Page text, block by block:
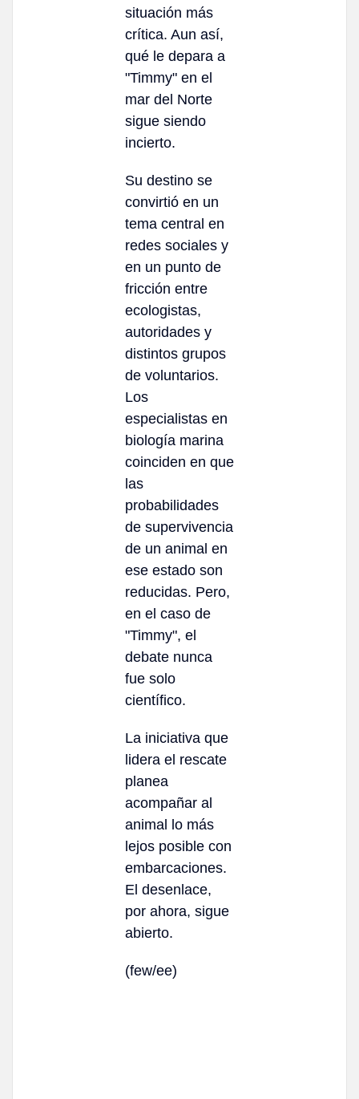
situación más
crítica. Aun así,
qué le depara a
"Timmy" en el
mar del Norte
sigue siendo
incierto.
Su destino se
convirtió en un
tema central en
redes sociales y
en un punto de
fricción entre
ecologistas,
autoridades y
distintos grupos
de voluntarios.
Los
especialistas en
biología marina
coinciden en que
las
probabilidades
de supervivencia
de un animal en
ese estado son
reducidas. Pero,
en el caso de
"Timmy", el
debate nunca
fue solo
científico.
La iniciativa que
lidera el rescate
planea
acompañar al
animal lo más
lejos posible con
embarcaciones.
El desenlace,
por ahora, sigue
abierto.
(few/ee)